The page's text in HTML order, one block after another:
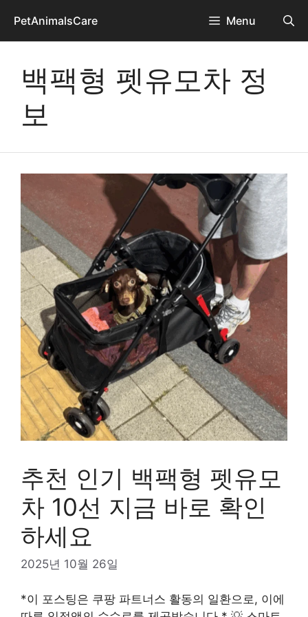
content
PetAnimalsCare Menu
백팩형 펫유모차 정
보
추천 인기 백팩형 펫유모
차 10선 지금 바로 확인
하세요
2025년 10월 26일
*이 포스팅은 쿠팡 파트너스 활동의 일환으로, 이에